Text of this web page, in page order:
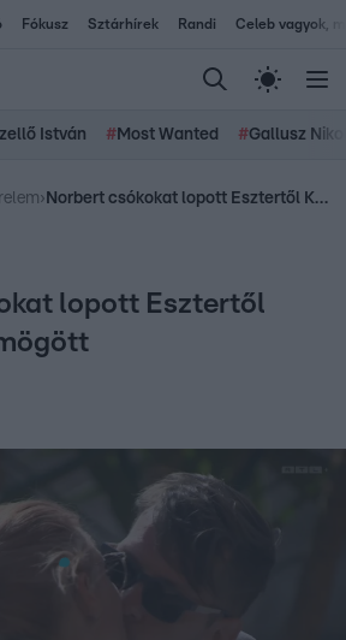
Fókusz Sztárhírek Randi Celeb vagyok,
István # Most Wanted #Gallusz
› Norbert csókokat lopott Esztertől Kriszta háta mögött
lopott Esztertől